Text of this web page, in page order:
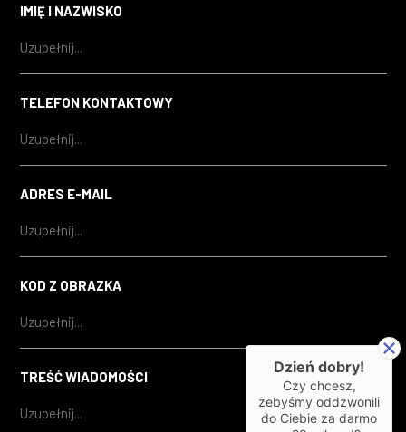
IMIĘ I NAZWISKO
TELEFON KONTAKTOWY
ADRES E-MAIL
KOD Z OBRAZKA
TREŚĆ WIADOMOŚCI
Dzień dobry!
Czy chcesz,
żebyśmy oddzwonili
do Ciebie za darmo